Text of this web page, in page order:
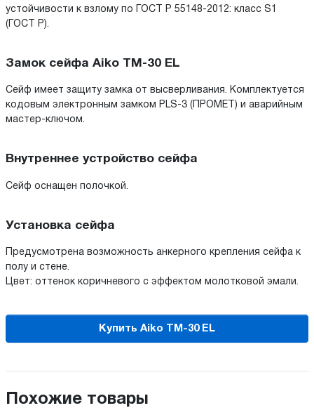
устойчивости к взлому по ГОСТ Р 55148-2012: класс S1
(ГОСТ Р).
Замок сейфа Aiko TM-30 EL
Сейф имеет защиту замка от высверливания. Комплектуется
кодовым электронным замком PLS-3 (ПРОМЕТ) и аварийным
мастер-ключом.
Внутреннее устройство сейфа
Сейф оснащен полочкой.
Установка сейфа
Предусмотрена возможность анкерного крепления сейфа к
полу и стене.
Цвет: оттенок коричневого с эффектом молотковой эмали.
Купить Aiko TM-30 EL
Похожие товары